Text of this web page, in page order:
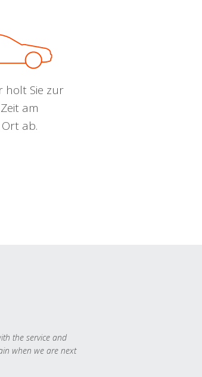
holt Sie zur
am
ab.
the service and
when we are next